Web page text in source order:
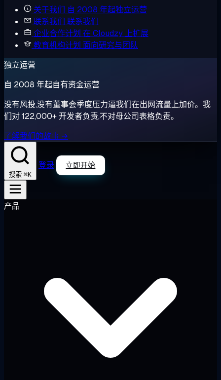
关于我们 自 2008 年起独立运营
联系我们 联系我们
企业合作计划 在 Cloudzy 上扩展
教育机构计划 面向研究与团队
独立运营
自 2008 年起自有资金运营
没有风投,没有董事会季度压力逼我们在出网流量上加价。我
们对 122,000+ 开发者负责,不对母公司表格负责。
了解我们的故事 →
搜索 ⌘K
登录 立即开始
产品